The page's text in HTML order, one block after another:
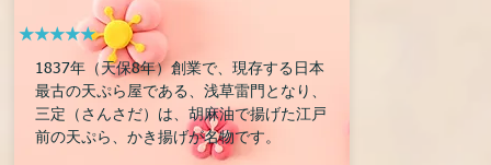
★★★★★
1837年（天保8年）創業で、現存する日本
最古の天ぷら屋である、浅草雷門となり、
三定（さんさだ）は、胡麻油で揚げた江戸
前の天ぷら、かき揚げが名物です。